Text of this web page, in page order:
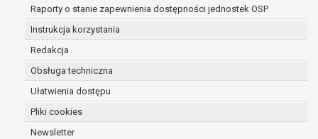
Raporty o stanie zapewnienia dostępności jednostek OSP
Instrukcja korzystania
Redakcja
Obsługa techniczna
Ułatwienia dostępu
Pliki cookies
Newsletter